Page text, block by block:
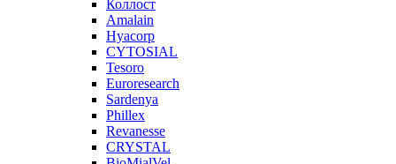
Коллост
Amalain
Hyacorp
CYTOSIAL
Tesoro
Euroresearch
Sardenya
Phillex
Revanesse
CRYSTAL